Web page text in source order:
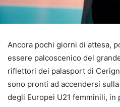
Ancora pochi giorni di attesa,
essere palcoscenico del
riflettori dei palasport di
sono pronti ad accendersi
degli Europei U21 femminili, in